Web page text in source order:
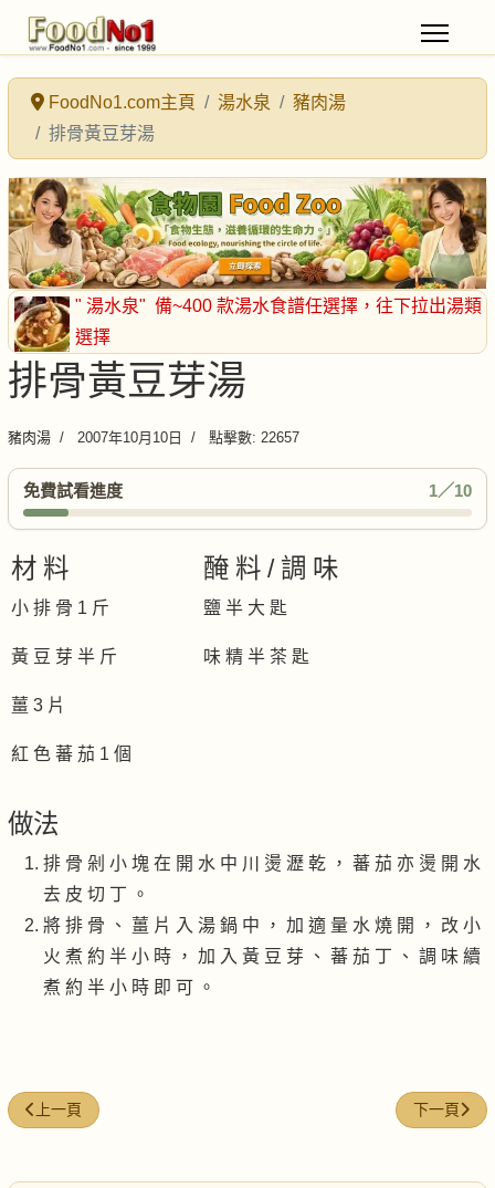
FoodNo1.com主頁 湯水泉
豬肉湯
排骨黃豆芽湯
" 湯水泉" 備~400 款湯水食譜任選擇 ，往下拉出湯類
選擇
排骨黃豆芽湯
豬肉湯 2007年10月10日 點擊數: 22657
免費試看進度 1／10
材 料
小 排 骨 1 斤
黃 豆 芽 半 斤
薑 3 片
紅 色 蕃 茄 1 個
醃 料 / 調 味
鹽 半 大 匙
味 精 半 茶 匙
做法
排 骨 剁 小 塊 在 開 水 中 川 燙 瀝 乾 ， 蕃 茄 亦 燙 開 水
去 皮 切 丁 。
將 排 骨 、 薑 片 入 湯 鍋 中 ， 加 適 量 水 燒 開 ， 改 小
火 煮 約 半 小 時 ， 加 入 黃 豆 芽 、 蕃 茄 丁 、 調 味 續
煮 約 半 小 時 即 可 。
上一篇文章: 豬肚棗湯
上一頁 下一篇文章
下一頁